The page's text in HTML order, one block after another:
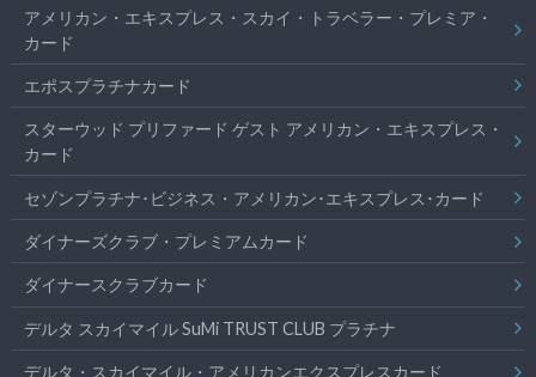
アメリカン・エキスプレス・スカイ・トラベラー・プレミア・
カード
エポスプラチナカード
スターウッド プリファード ゲスト アメリカン・エキスプレス・
カード
セゾンプラチナ･ビジネス・アメリカン･エキスプレス･カード
ダイナーズクラブ・プレミアムカード
ダイナースクラブカード
デルタ スカイマイル SuMi TRUST CLUB プラチナ
デルタ・スカイマイル・アメリカンエクスプレスカード